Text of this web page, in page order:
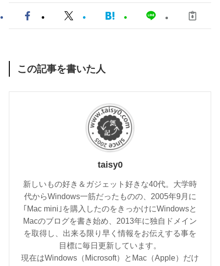
この記事を書いた人
taisy0
新しいもの好き＆ガジェット好きな40代。大学時
代からWindows一筋だったものの、2005年9月に
｢Mac mini｣を購入したのをきっかけにWindowsと
Macのブログを書き始め、2013年に独自ドメイン
を取得し、出来る限り早く情報をお伝えする事を
目標に毎日更新しています。
現在はWindows（Microsoft）とMac（Apple）だけ